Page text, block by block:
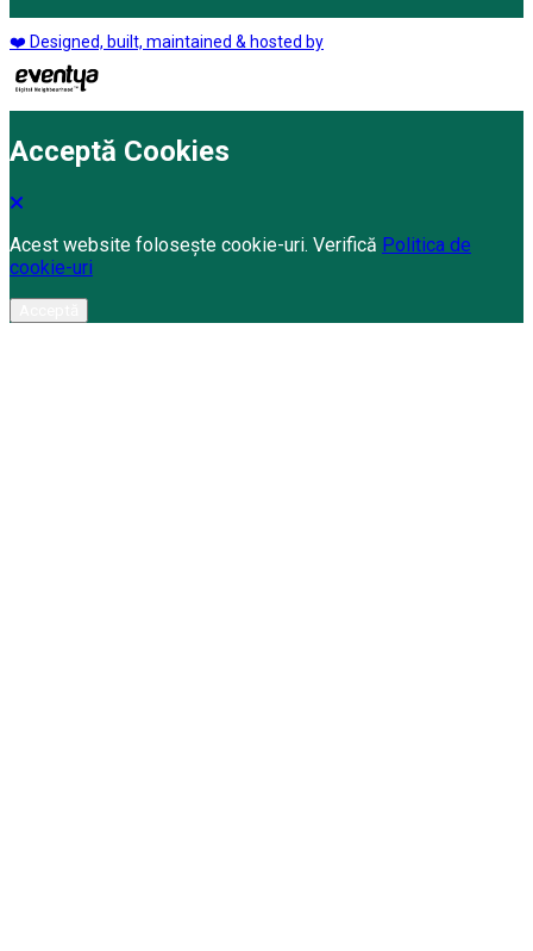
❤️ Designed, built, maintained & hosted by
Acceptă Cookies
Acest website folosește cookie-uri. Verifică Politica de
cookie-uri